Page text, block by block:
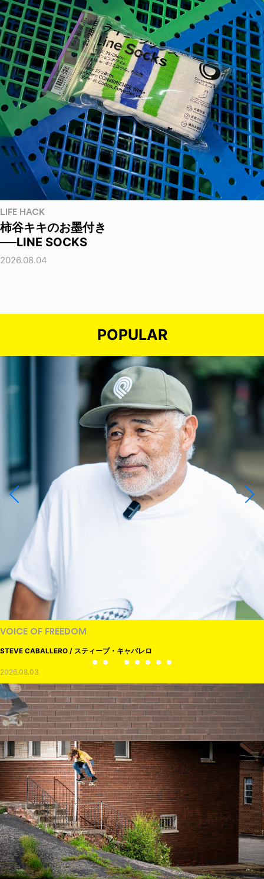
LIFE HACK
柿谷キキのお墨付き
──LINE SOCKS
2026.08.04
POPULAR
VOICE OF FREEDOM
STEVE CABALLERO / スティーブ・キャバレロ
2026.08.03